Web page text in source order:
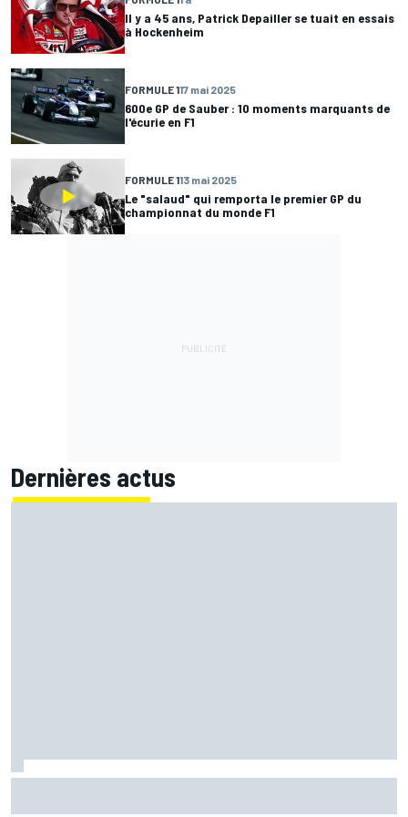
Il y a 45 ans, Patrick Depailler se tuait en essais
à Hockenheim
FORMULE 117 mai 2025
600e GP de Sauber : 10 moments marquants de
l'écurie en F1
FORMULE 113 mai 2025
Le "salaud" qui remporta le premier GP du
championnat du monde F1
Dernières actus